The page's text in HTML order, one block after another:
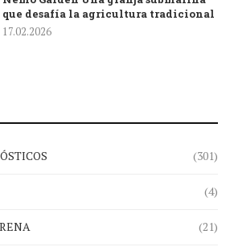
que desafía la agricultura tradicional
17.02.2026
(301)
(4)
(21)